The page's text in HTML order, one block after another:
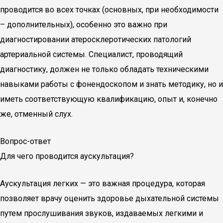
проводится во всех точках (основных, при необходимости
– дополнительных), особенно это важно при
диагностировании атеросклеротических патологий
артериальной системы. Специалист, проводящий
диагностику, должен не только обладать техническими
навыками работы с фонендоскопом и знать методику, но и
иметь соответствующую квалификацию, опыт и, конечно
же, отменный слух.
Вопрос-ответ
Для чего проводится аускультация?
Аускультация легких — это важная процедура, которая
позволяет врачу оценить здоровье дыхательной системы
путем прослушивания звуков, издаваемых легкими и